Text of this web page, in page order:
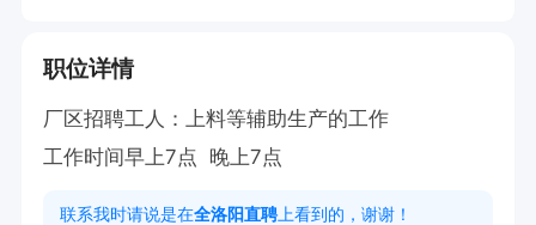
职位详情
厂区招聘工人：上料等辅助生产的工作
工作时间早上7点  晚上7点
联系我时请说是在全洛阳直聘 上看到的，谢谢！